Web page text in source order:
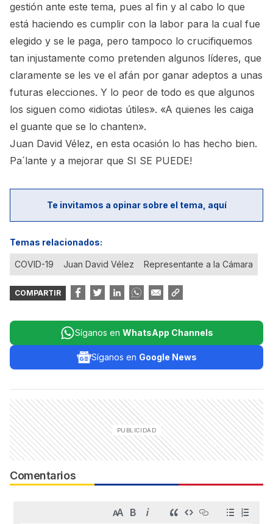
gestión ante este tema, pues al fin y al cabo lo que
está haciendo es cumplir con la labor para la cual fue
elegido y se le paga, pero tampoco lo crucifiquemos
tan injustamente como pretenden algunos líderes, que
claramente se les ve el afán por ganar adeptos a unas
futuras elecciones. Y lo peor de todo es que algunos
los siguen como «idiotas útiles». «A quienes les caiga
el guante que se lo chanten».
Juan David Vélez, en esta ocasión lo has hecho bien.
Pa´lante y a mejorar que SI SE PUEDE!
Te invitamos a opinar sobre el tema, aquí
Temas relacionados:
COVID-19 Juan David Vélez Representante a la Cámara
COMPARTIR
Síganos en WhatsApp Channels
Síganos en Google News
Comentarios